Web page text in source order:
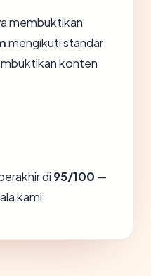
membuktikan
mengikuti standar
konten
di 95/100 —
kami.